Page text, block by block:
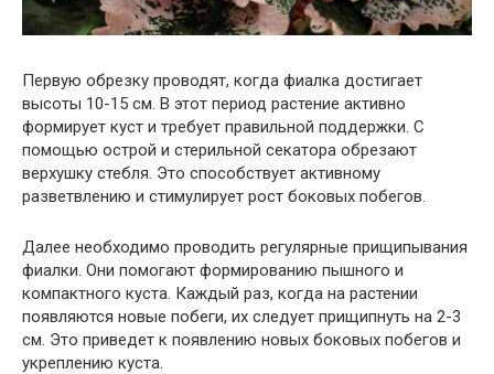
Первую обрезку проводят, когда фиалка достигает
высоты 10-15 см. В этот период растение активно
формирует куст и требует правильной поддержки. С
помощью острой и стерильной секатора обрезают
верхушку стебля. Это способствует активному
разветвлению и стимулирует рост боковых побегов.
Далее необходимо проводить регулярные прищипывания
фиалки. Они помогают формированию пышного и
компактного куста. Каждый раз, когда на растении
появляются новые побеги, их следует прищипнуть на 2-3
см. Это приведет к появлению новых боковых побегов и
укреплению куста.